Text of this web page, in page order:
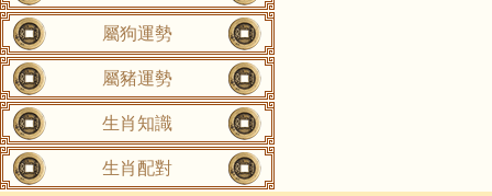
屬狗運勢
屬豬運勢
生肖知識
生肖配對